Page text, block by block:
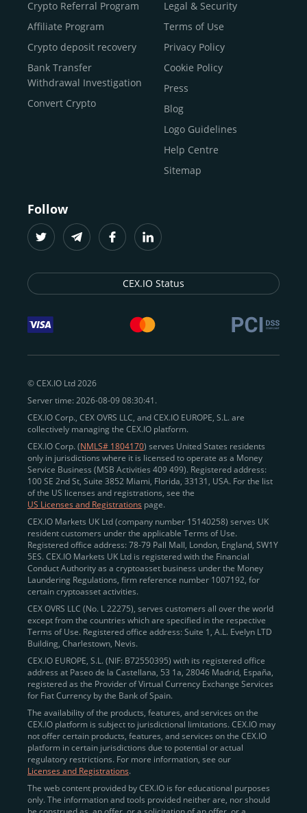
Buy Shiba Inu
Buy Bitcoin Cash
Buy Solana
Buy ICP
Crypto Referral Program
Affiliate Program
Crypto deposit recovery
Bank Transfer
Withdrawal Investigation
Convert Crypto
Legal & Security
Terms of Use
Privacy Policy
Cookie Policy
Press
Blog
Logo Guidelines
Help Centre
Sitemap
Follow
CEX.IO Status
© CEX.IO Ltd 2026
Server time: 2026-08-09 08:30:41.
CEX.IO Corp., CEX OVRS LLC, and CEX.IO EUROPE, S.L. are
collectively managing the CEX.IO platform.
CEX.IO Corp. (NMLS# 1804170) serves United States residents
only in jurisdictions where it is licensed to operate as a Money
Service Business (MSB Activities 409 499). Registered address:
100 SE 2nd St, Suite 3852 Miami, Florida, 33131, USA. For the list
of the US licenses and registrations, see the
US Licenses and Registrations page.
CEX.IO Markets UK Ltd (company number 15140258) serves UK
resident customers under the applicable Terms of Use.
Registered office address: 78-79 Pall Mall, London, England, SW1Y
5ES. CEX.IO Markets UK Ltd is registered with the Financial
Conduct Authority as a cryptoasset business under the Money
Laundering Regulations, firm reference number 1007192, for
certain cryptoasset activities.
CEX OVRS LLC (No. L 22275), serves customers all over the world
except from the countries which are specified in the respective
Terms of Use. Registered office address: Suite 1, A.L. Evelyn LTD
Building, Charlestown, Nevis.
CEX.IO EUROPE, S.L. (NIF: B72550395) with its registered office
address at Paseo de la Castellana, 53 1a, 28046 Madrid, España,
registered as the Provider of Virtual Currency Exchange Services
for Fiat Currency by the Bank of Spain.
The availability of the products, features, and services on the
CEX.IO platform is subject to jurisdictional limitations. CEX.IO may
not offer certain products, features, and services on the CEX.IO
platform in certain jurisdictions due to potential or actual
regulatory restrictions. For more information, see our
Licenses and Registrations.
The web content provided by CEX.IO is for educational purposes
only. The information and tools provided neither are, nor should